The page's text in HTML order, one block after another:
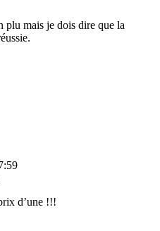
plu mais je dois dire que la
d’une !!!